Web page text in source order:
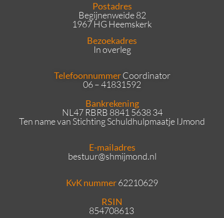
Postadres
Begijnenweide 82
1967 HG Heemskerk
Bezoekadres
In overleg
TelefoonnummerCoordinator
06 – 41831592
Bankrekening
NL47 RBRB 8841 5638 34
Ten name van Stichting Schuldhulpmaatje IJmond
E-mailadres
bestuur@shmijmond.nl
KvK nummer62210629
RSIN
854708613